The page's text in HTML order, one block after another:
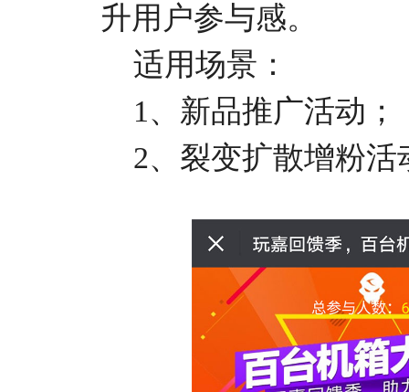
升用户参与感。
适用场景：
1、新品推广活动；
2、裂变扩散增粉活